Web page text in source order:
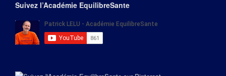
Suivez l’Académie EquilibreSante